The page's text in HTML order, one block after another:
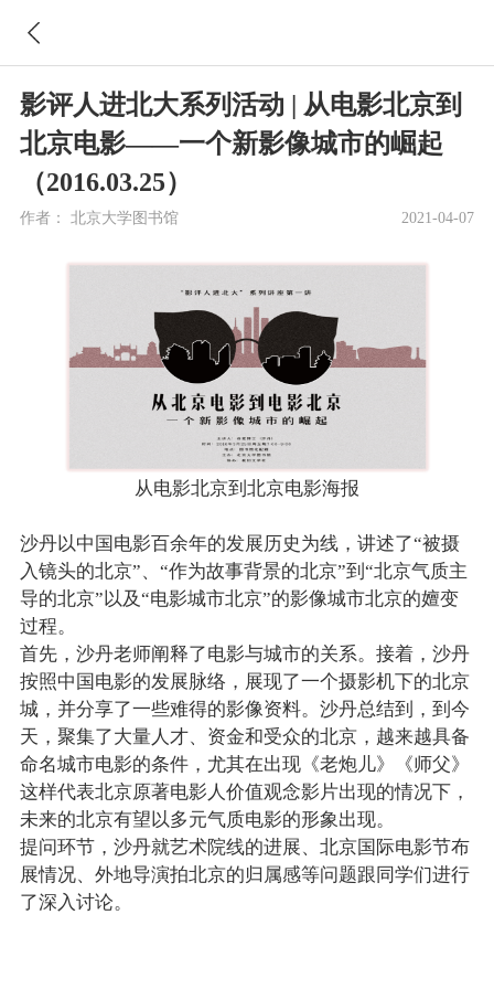
影评人进北大系列活动 | 从电影北京到
北京电影——一个新影像城市的崛起
（2016.03.25）
作者： 北京大学图书馆 2021-04-07
从电影北京到北京电影海报
沙丹以中国电影百余年的发展历史为线，讲述了“被摄
入镜头的北京”、“作为故事背景的北京”到“北京气质主
导的北京”以及“电影城市北京”的影像城市北京的嬗变
过程。
首先，沙丹老师阐释了电影与城市的关系。接着，沙丹
按照中国电影的发展脉络，展现了一个摄影机下的北京
城，并分享了一些难得的影像资料。沙丹总结到，到今
天，聚集了大量人才、资金和受众的北京，越来越具备
命名城市电影的条件，尤其在出现《老炮儿》《师父》
这样代表北京原著电影人价值观念影片出现的情况下，
未来的北京有望以多元气质电影的形象出现。
提问环节，沙丹就艺术院线的进展、北京国际电影节布
展情况、外地导演拍北京的归属感等问题跟同学们进行
了深入讨论。